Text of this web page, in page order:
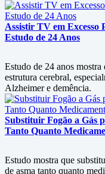
Assistir TV em Excesso
Estudo de 24 Anos
Estudo de 24 anos
estrutura cerebral,
Alzheimer e demência.
Substituir Fogão a Gás
Tanto Quanto
Estudo mostra que
de asma tanto quanto